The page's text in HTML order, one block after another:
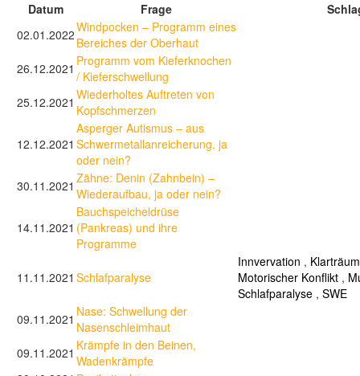
Datum Frage
02.01.2022Windpocken – Programm eines
Bereiches der Oberhaut
26.12.2021 Programm vom Kieferknochen
/ Kieferschwellung
25.12.2021 Wiederholtes Auftreten von
Kopfschmerzen
12.12.2021
Asperger Autismus – aus
Schwermetallanreicherung, ja
oder nein?
30.11.2021 Zähne: Denin (Zahnbein) –
Wiederaufbau, ja oder nein?
14.11.2021
Bauchspeicheldrüse
(Pankreas) und ihre
Programme
11.11.2021 Schlafparalyse
Innvervation ,
Motorischer Konflikt ,
Schlafparalyse , SWE
09.11.2021 Nase: Schwellung der
Nasenschleimhaut
09.11.2021 Krämpfe in den Beinen,
Wadenkrämpfe